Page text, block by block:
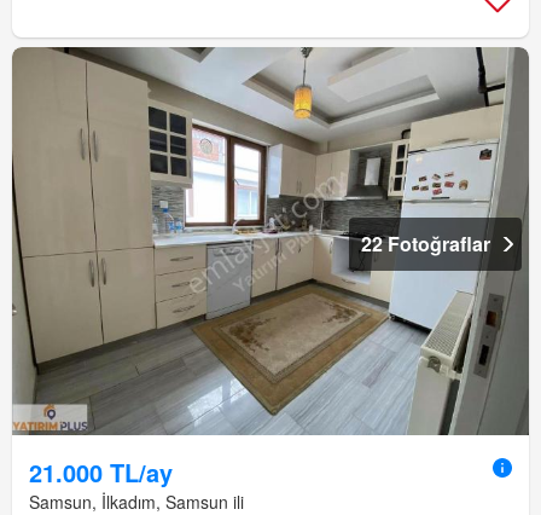
22 Fotoğraflar
21.000 TL/ay
Samsun, İlkadım, Samsun ili